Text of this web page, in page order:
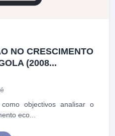
NO CRESCIMENTO
(2008...
objectivos analisar o
no crescimento eco...